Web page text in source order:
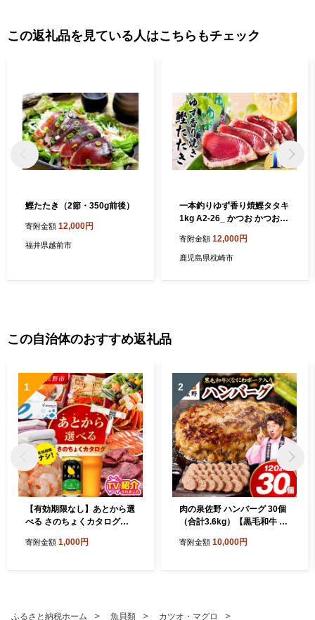
この返礼品を見ている人はこちらもチェック
鰹たたき（2節・350g前後）
寄附金額 12,000円
福井県越前市
一本釣りゆず香り焼鰹タタキ
1kg A2-26_ かつお かつおの
寄附金額 12,000円
鹿児島県枕崎市
この自治体のおすすめ返礼品
1
【有効期限なし】あとから選
べる さのちょくカタログ
佐野市 ふるさとギフト 4000
寄附金額 1,000円
2
肉の泉佐野 ハンバーグ 30個
（合計3.6kg）【黒毛和牛 な
小分け 冷凍 ストック 人気 総
寄附金額 10,000円
ふるさと納税ホーム 魚貝類 カツオ・マグロ